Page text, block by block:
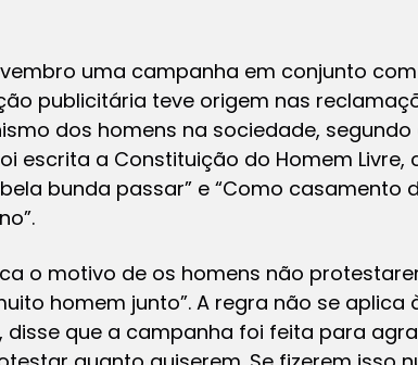
uma campanha em conjunto
publicitária teve origem nas
dos homens na sociedade, segundo
escrita a Constituição do Homem
bunda passar” e “Como casamento
o motivo de os homens não
homem junto”. A regra não se aplica
disse que a campanha foi feita para